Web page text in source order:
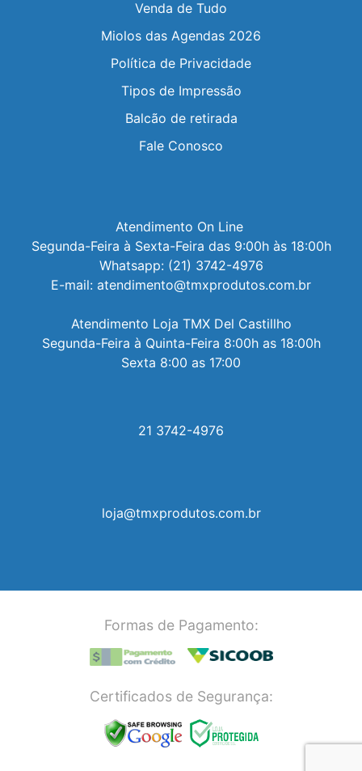
Venda de Tudo
Miolos das Agendas 2026
Política de Privacidade
Tipos de Impressão
Balcão de retirada
Fale Conosco
Atendimento On Line
Segunda-Feira à Sexta-Feira das 9:00h às 18:00h
Whatsapp: (21) 3742-4976
E-mail: atendimento@tmxprodutos.com.br
Atendimento Loja TMX Del Castillho
Segunda-Feira à Quinta-Feira 8:00h as 18:00h
Sexta 8:00 as 17:00
21 3742-4976
loja@tmxprodutos.com.br
Formas de Pagamento:
Certificados de Segurança: